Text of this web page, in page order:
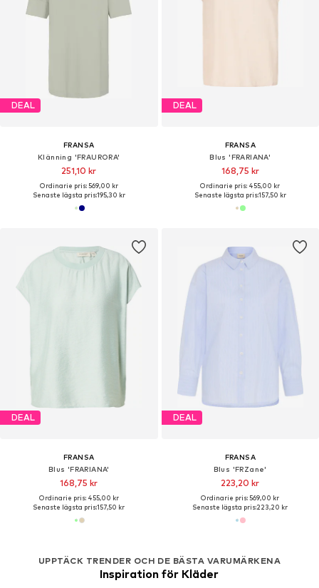
DEAL
FRANSA
Klänning 'FRAURORA'
251,10 kr
Ordinarie pris: 569,00 kr
Senaste lägsta pris:195,30 kr
DEAL
FRANSA
Blus 'FRARIANA'
168,75 kr
Ordinarie pris: 455,00 kr
Senaste lägsta pris:157,50 kr
DEAL
FRANSA
Blus 'FRARIANA'
168,75 kr
Ordinarie pris: 455,00 kr
Senaste lägsta pris:157,50 kr
DEAL
FRANSA
Blus 'FRZane'
223,20 kr
Ordinarie pris: 569,00 kr
Senaste lägsta pris:223,20 kr
UPPTÄCK TRENDER OCH DE BÄSTA VARUMÄRKENA
Inspiration för Kläder